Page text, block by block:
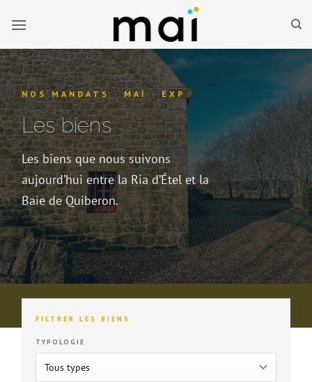
NOS MANDATS · MAÏ · EXP
Les biens
Les biens que nous suivons
aujourd’hui entre la Ria d’Étel et la
Baie de Quiberon.
FILTRER LES BIENS
TYPOLOGIE